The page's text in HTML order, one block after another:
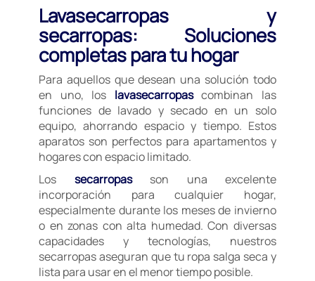
Lavasecarropas y
secarropas: Soluciones
completas para tu hogar
Para aquellos que desean una solución todo
en uno, los lavasecarropascombinan las
funciones de lavado y secado en un solo
equipo, ahorrando espacio y tiempo. Estos
aparatos son perfectos para apartamentos y
hogares con espacio limitado.
Los secarropasson una excelente
incorporación para cualquier hogar,
especialmente durante los meses de invierno
o en zonas con alta humedad. Con diversas
capacidades y tecnologías, nuestros
secarropas aseguran que tu ropa salga seca y
lista para usar en el menor tiempo posible.